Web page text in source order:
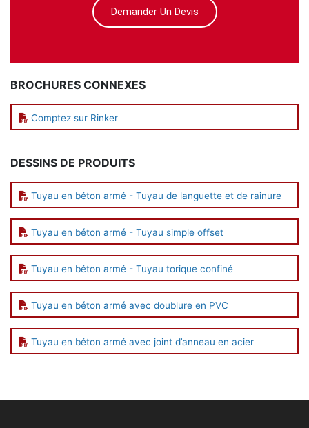
Demander Un Devis
BROCHURES CONNEXES
Comptez sur Rinker
DESSINS DE PRODUITS
Tuyau en béton armé - Tuyau de languette et de rainure
Tuyau en béton armé - Tuyau simple offset
Tuyau en béton armé - Tuyau torique confiné
Tuyau en béton armé avec doublure en PVC
Tuyau en béton armé avec joint d’anneau en acier